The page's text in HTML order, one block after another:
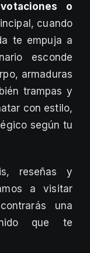
votaciones o
cuando
te empuja a
esconde
armaduras
trampas y
con estilo,
según tu
reseñas y
a visitar
una
que te